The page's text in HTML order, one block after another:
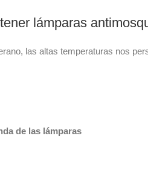
lámparas
las altas temperaturas nos
de las lámparas